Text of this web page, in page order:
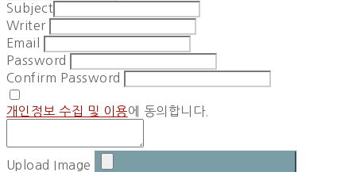
Subject
Writer
Email
Password
Confirm Password
개인정보 수집 및 이용에 동의합니다.
Upload Image